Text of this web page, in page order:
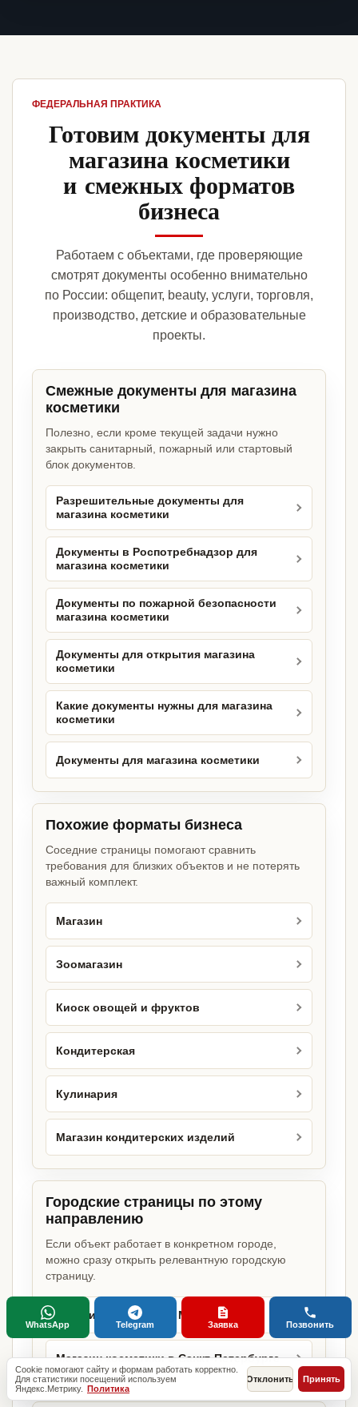
ФЕДЕРАЛЬНАЯ ПРАКТИКА
Готовим документы для
магазина косметики
и смежных форматов
бизнеса
Работаем с объектами, где проверяющие
смотрят документы особенно внимательно
по России: общепит, beauty, услуги, торговля,
производство, детские и образовательные
проекты.
Смежные документы для магазина
косметики
Полезно, если кроме текущей задачи нужно
закрыть санитарный, пожарный или стартовый
блок документов.
Разрешительные документы для
магазина косметики
Документы в Роспотребнадзор для
магазина косметики
Документы по пожарной безопасности
магазина косметики
Документы для открытия магазина
косметики
Какие документы нужны для магазина
косметики
Документы для магазина косметики
Похожие форматы бизнеса
Соседние страницы помогают сравнить
требования для близких объектов и не потерять
важный комплект.
Магазин
Зоомагазин
Киоск овощей и фруктов
Кондитерская
Кулинария
Магазин кондитерских изделий
Городские страницы по этому
направлению
Если объект работает в конкретном городе,
можно сразу открыть релевантную городскую
страницу.
Магазин косметики в Москве
Магазин косметики в Санкт-Петербурге
Cookie помогают сайту и формам работать корректно.
Для статистики посещений используем
Яндекс.Метрику. Политика
Отклонить Принять
WhatsApp Telegram Заявка Позвонить